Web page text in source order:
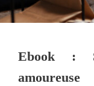
Ebook :
amoureuse